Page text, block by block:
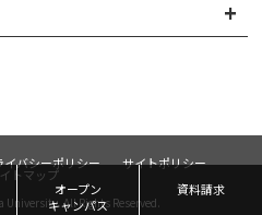
オープン
キャンパス
資料請求
イバシーポリシー サイトポリシー
トマップ
All Rights Reserved.